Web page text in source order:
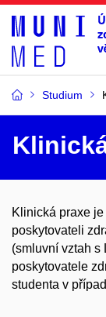
Studium
Klinická praxe
poskytovateli
(smluvní vztah s
poskytovatele
studenta v